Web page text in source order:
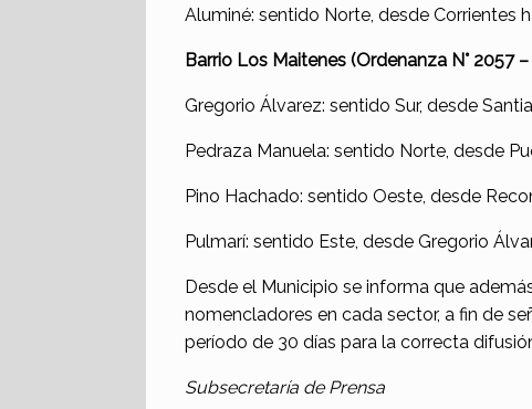
Aluminé: sentido Norte, desde Corrientes
Barrio Los Maitenes (Ordenanza N° 2057
Gregorio Álvarez: sentido Sur, desde
Pedraza Manuela: sentido Norte, desde
Pino Hachado: sentido Oeste, desde
Pulmarí: sentido Este, desde Gregorio
Desde el Municipio se informa que
nomencladores en cada sector, a fin de
período de 30 días para la correcta
Subsecretaría de Prensa